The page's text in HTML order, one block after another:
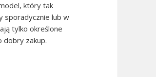
który tak
sporadycznie lub w
tylko określone
dobry zakup.